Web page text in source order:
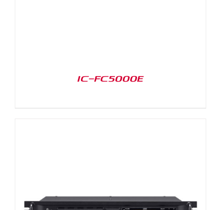
IC-FC5000E